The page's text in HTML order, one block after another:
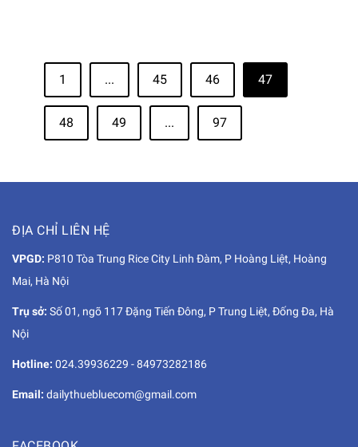
1 ... 45 46 47
48 49 ... 97
ĐỊA CHỈ LIÊN HỆ
VPGD: P810 Tòa Trung Rice City Linh Đàm, P Hoàng Liệt, Hoàng
Mai, Hà Nội
Trụ sở: Số 01, ngõ 117 Đặng Tiến Đông, P Trung Liệt, Đống Đa, Hà
Nội
Hotline: 024.39936229 -84973282186
Email: dailythuebluecom@gmail.com